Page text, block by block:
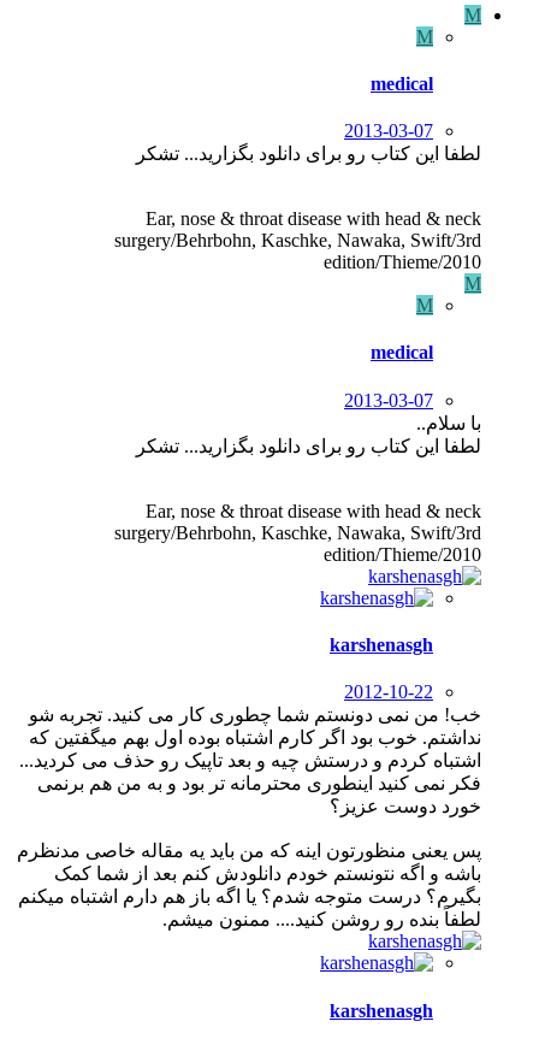
M
M
medical
2013-03-07
لطفا این کتاب رو برای دانلود بگزارید... تشکر
Ear, nose & throat disease with head & neck
surgery/Behrbohn, Kaschke, Nawaka, Swift/3rd
edition/Thieme/2010
M
M
medical
2013-03-07
با سلام..
لطفا این کتاب رو برای دانلود بگزارید... تشکر
Ear, nose & throat disease with head & neck
surgery/Behrbohn, Kaschke, Nawaka, Swift/3rd
edition/Thieme/2010
karshenasgh
2012-10-22
خب! من نمی دونستم شما چطوری کار می کنید. تجربه شو
نداشتم. خوب بود اگر کارم اشتباه بوده اول بهم میگفتین که
اشتباه کردم و درستش چیه و بعد تاپیک رو حذف می کردید...
فکر نمی کنید اینطوری محترمانه تر بود و به من هم برنمی
خورد دوست عزیز؟
پس یعنی منظورتون اینه که من باید یه مقاله خاصی مدنظرم
باشه و اگه نتونستم خودم دانلودش کنم بعد از شما کمک
بگیرم؟ درست متوجه شدم؟ یا اگه باز هم دارم اشتباه میکنم
لطفاً بنده رو روشن کنید.... ممنون میشم.
karshenasgh